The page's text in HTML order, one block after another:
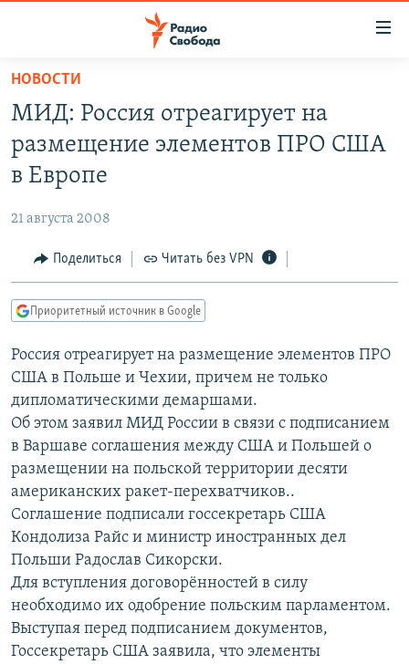
упрощенного
доступа
основному
Вернутся
Вернутся
поиску
ПОДКАСТЫ
АВТОРСКИЕ ПРОЕКТЫ
МНЕНИЯ
КУЛЬТУРА
КАВКАЗ.РЕАЛИИ
СЕВЕР.РЕАЛИИ
СИБИРЬ.РЕАЛИИ
РАСПИСАНИЕ ВЕЩАНИЯ
ПОДПИШИТЕСЬ НА РАССЫЛКУ
СОЦИАЛЬНЫЕ СЕТИ
Все сайты РСЕ/РС
НОВОСТИ
МИД: Россия отреагирует на
размещение элементов ПРО США
в Европе
21 августа 2008
Поделиться Читать без VPN
Приоритетный источник в Google
Россия отреагирует на размещение элементов ПРО
США в Польше и Чехии, причем не только
дипломатическими демаршами.
Об этом заявил МИД России в связи с подписанием
в Варшаве соглашения между США и Польшей о
размещении на польской территории десяти
американских ракет-перехватчиков..
Соглашение подписали госсекретарь США
Кондолиза Райс и министр иностранных дел
Польши Радослав Сикорски.
Для вступления договорённостей в силу
необходимо их одобрение польским парламентом.
Выступая перед подписанием документов,
Госсекретарь США заявила, что элементы